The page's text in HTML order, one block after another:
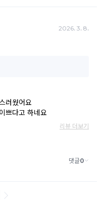
로부터 영업일 3-5일내에 물류 입고
다.
후 영업일 기준 1일~3일내 요청계좌
당 카드사 사정에 따라 지연될 수 있